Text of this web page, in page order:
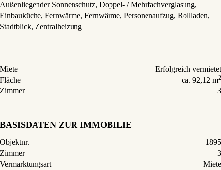
Außenliegender Sonnenschutz Doppel- / Mehrfachverglasung
Einbauküche Fernwärme Fernwärme Personenaufzug Rollladen
Stadtblick Zentralheizung
Miete
Erfolgreich vermietet
Fläche
ca. 92,12 m2
Zimmer 3
BASISDATEN ZUR IMMOBILIE
Objektnr.
1895
Zimmer
3
Vermarktungsart
Miete